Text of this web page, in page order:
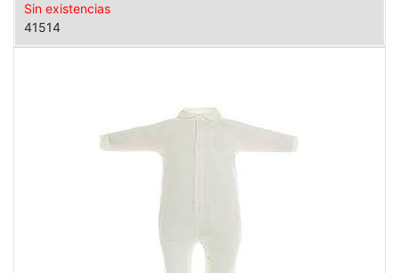
Sin existencias
41514